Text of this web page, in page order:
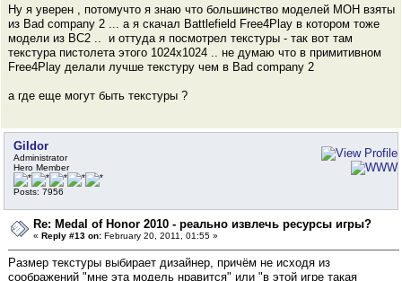
Ну я уверен , потомучто я знаю что большинство моделей MOH взяты
из Bad company 2 ... а я скачал Battlefield Free4Play в котором тоже
модели из BC2 .. и оттуда я посмотрел текстуры - так вот там
текстура пистолета этого 1024х1024 .. не думаю что в примитивном
Free4Play делали лучше текстуру чем в Bad company 2
а где еще могут быть текстуры ?
Gildor
Administrator
Hero Member
Posts: 7956
Re: Medal of Honor 2010 - реально извлечь ресурсы игры?
« Reply #13 on: February 20, 2011, 01:55 »
Размер текстуры выбирает дизайнер, причём не исходя из
соображений "мне эта модель нравится" или "в этой игре такая